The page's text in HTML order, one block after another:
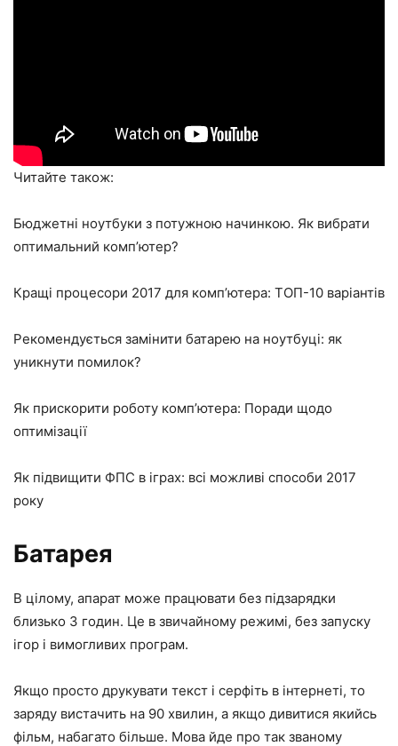
Читайте також:
Бюджетні ноутбуки з потужною начинкою. Як вибрати
оптимальний комп’ютер?
Кращі процесори 2017 для комп’ютера: ТОП-10 варіантів
Рекомендується замінити батарею на ноутбуці: як
уникнути помилок?
Як прискорити роботу комп’ютера: Поради щодо
оптимізації
Як підвищити ФПС в іграх: всі можливі способи 2017
року
Батарея
В цілому, апарат може працювати без підзарядки
близько 3 годин. Це в звичайному режимі, без запуску
ігор і вимогливих програм.
Якщо просто друкувати текст і серфіть в інтернеті, то
заряду вистачить на 90 хвилин, а якщо дивитися якийсь
фільм, набагато більше. Мова йде про так званому